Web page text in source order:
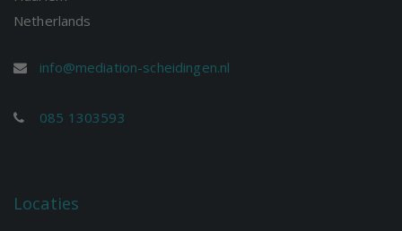
Netherlands
info@mediation-scheidingen.nl
085 1303593
Locaties